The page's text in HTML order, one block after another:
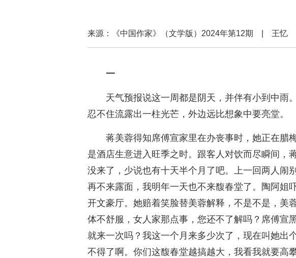
来源：《中国作家》（文学版）2024年第12期 | 王
一
天气预报说这一周都是阴天，并伴有小到中雨
忍不住流露出一柱光芒，外边远比想象中要亮堂。
蒋美蓉得知席傅宣家里在办丧事时，她正在腊
是酒店生意进入旺季之时。跟客人对饮而尽瞬间，
没来了，少说也有十天半个月了吧。上一回两人闹
再不来露面，我明年一天也不来馥春堂了。陶阿姐
开文豪厅。她赔着笑脸替美蓉解释，不是不是，美
体不舒服，女人家那点事，您还不了解吗？席傅宣
就来一次吗？我这一个月来多少次了，现在叫她出
不得了啊。你们这馥春堂越搞越大，我看我就要高